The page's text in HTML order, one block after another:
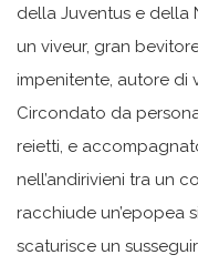
della Juventus e della
un viveur, gran
impenitente, autore di
Circondato da
reietti, e
nell’andirivieni tra un
racchiude un’epopea
scaturisce un